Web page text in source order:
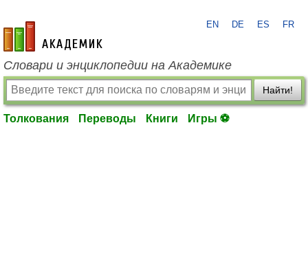
academic.ru
EN DE ES FR
Словари и энциклопедии на Академике
Найти!
Толкования Переводы Книги Игры ⚽